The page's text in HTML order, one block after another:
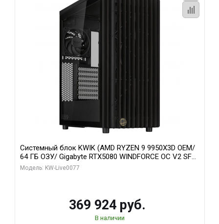
Системный блок KWIK (AMD RYZEN 9 9950X3D OEM/
64 ГБ ОЗУ/ Gigabyte RTX5080 WINDFORCE OC V2 SFF
16GB GDDR7 256b/ 960 ГБ SSD)
Модель: KW-Live0077
369 924 руб.
В наличии